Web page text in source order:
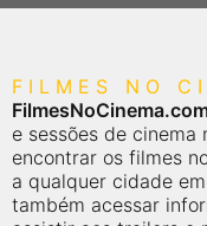
FILMES NO
e sessões de cinema
encontrar os filmes
a qualquer cidade
também acessar